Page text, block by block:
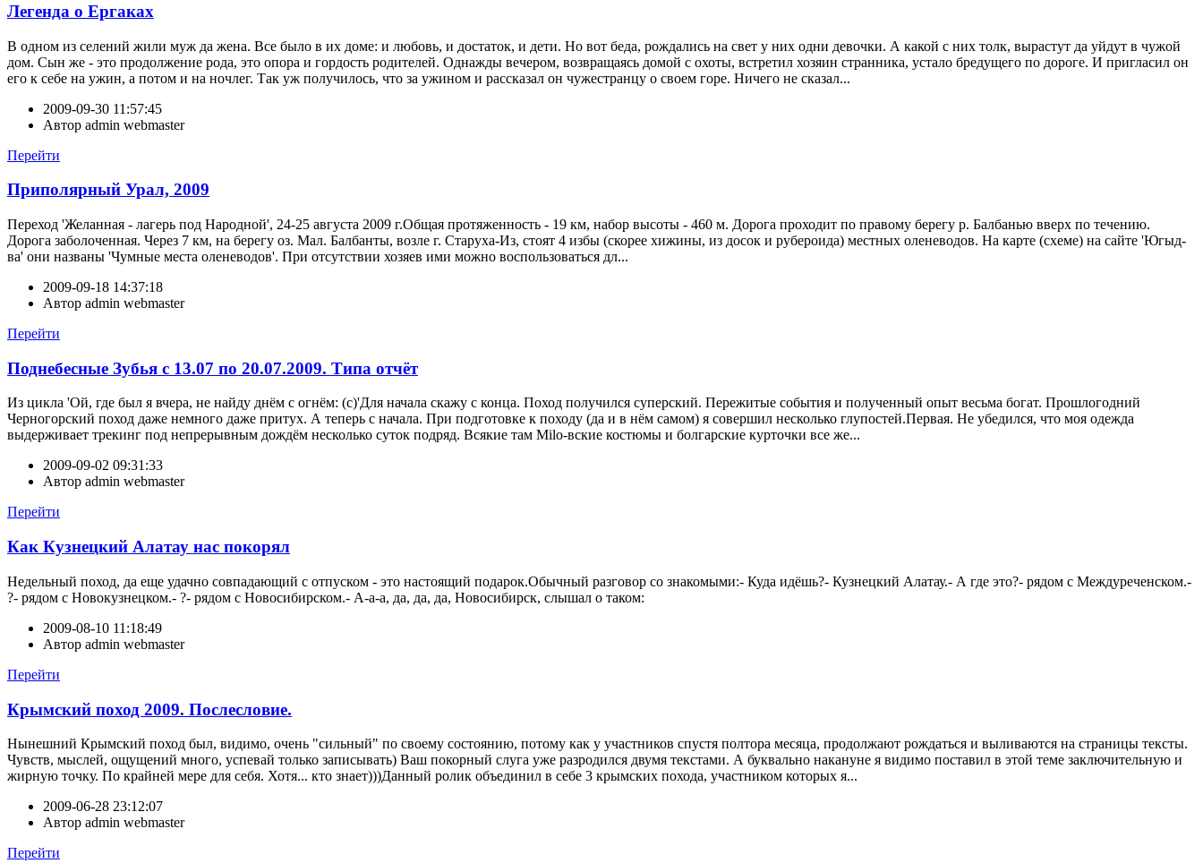
Легенда о Ергаках
В одном из селений жили муж да жена. Все было в их доме: и любовь, и достаток, и дети. Но вот беда, рождались на свет у них одни девочки. А какой с них толк, вырастут да уйдут в чужой
дом. Сын же - это продолжение рода, это опора и гордость родителей. Однажды вечером, возвращаясь домой с охоты, встретил хозяин странника, устало бредущего по дороге. И пригласил он
его к себе на ужин, а потом и на ночлег. Так уж получилось, что за ужином и рассказал он чужестранцу о своем горе. Ничего не сказал...
2009-09-30 11:57:45
Автор admin webmaster
Перейти
Приполярный Урал, 2009
Переход 'Желанная - лагерь под Народной', 24-25 августа 2009 г.Общая протяженность - 19 км, набор высоты - 460 м. Дорога проходит по правому берегу р. Балбанью вверх по течению.
Дорога заболоченная. Через 7 км, на берегу оз. Мал. Балбанты, возле г. Старуха-Из, стоят 4 избы (скорее хижины, из досок и рубероида) местных оленеводов. На карте (схеме) на сайте 'Югыд-
ва' они названы 'Чумные места оленеводов'. При отсутствии хозяев ими можно воспользоваться дл...
2009-09-18 14:37:18
Автор admin webmaster
Перейти
Поднебесные Зубья с 13.07 по 20.07.2009. Типа отчёт
Из цикла 'Ой, где был я вчера, не найду днём с огнём: (с)'Для начала скажу с конца. Поход получился суперский. Пережитые события и полученный опыт весьма богат. Прошлогодний
Черногорский поход даже немного даже притух. А теперь с начала. При подготовке к походу (да и в нём самом) я совершил несколько глупостей.Первая. Не убедился, что моя одежда
выдерживает трекинг под непрерывным дождём несколько суток подряд. Всякие там Milo-вские костюмы и болгарские курточки все же...
2009-09-02 09:31:33
Автор admin webmaster
Перейти
Как Кузнецкий Алатау нас покорял
Недельный поход, да еще удачно совпадающий с отпуском - это настоящий подарок.Обычный разговор со знакомыми:- Куда идёшь?- Кузнецкий Алатау.- А где это?- рядом с Междуреченском.-
?- рядом с Новокузнецком.- ?- рядом с Новосибирском.- А-а-а, да, да, да, Новосибирск, слышал о таком:
2009-08-10 11:18:49
Автор admin webmaster
Перейти
Крымский поход 2009. Послесловие.
Нынешний Крымский поход был, видимо, очень "сильный" по своему состоянию, потому как у участников спустя полтора месяца, продолжают рождаться и выливаются на страницы тексты.
Чувств, мыслей, ощущений много, успевай только записывать) Ваш покорный слуга уже разродился двумя текстами. А буквально накануне я видимо поставил в этой теме заключительную и
жирную точку. По крайней мере для себя. Хотя... кто знает)))Данный ролик объединил в себе 3 крымских похода, участником которых я...
2009-06-28 23:12:07
Автор admin webmaster
Перейти